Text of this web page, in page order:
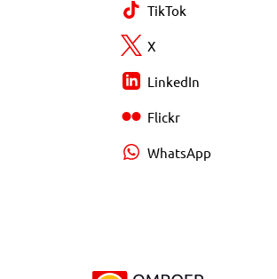
TikTok
X
LinkedIn
Flickr
WhatsApp